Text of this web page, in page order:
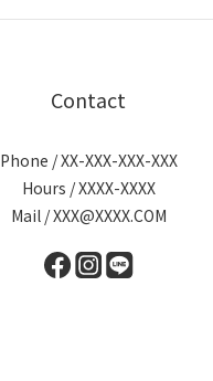
Contact
Phone / XX-XXX-XXX-XXX
Hours / XXXX-XXXX
Mail / XXX@XXXX.COM